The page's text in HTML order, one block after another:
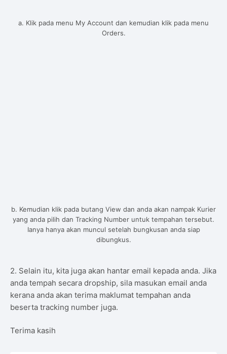
a. Klik pada menu My Account dan kemudian klik pada menu
Orders.
b. Kemudian klik pada butang View dan anda akan nampak Kurier
yang anda pilih dan Tracking Number untuk tempahan tersebut.
Ianya hanya akan muncul setelah bungkusan anda siap
dibungkus.
2. Selain itu, kita juga akan hantar email kepada anda. Jika
anda tempah secara dropship, sila masukan email anda
kerana anda akan terima maklumat tempahan anda
beserta tracking number juga.
Terima kasih